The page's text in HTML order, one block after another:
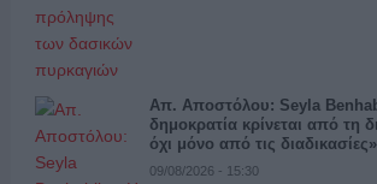
Απ. Αποστόλου: Seyla
δημοκρατία κρίνεται από τη
όχι μόνο από τις διαδικασίες»
09/08/2026 - 15:30